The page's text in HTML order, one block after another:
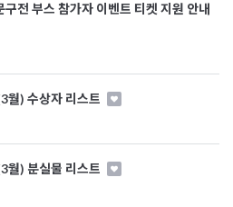
전 부스 참가자 이벤트 티켓 지원 안내
월) 수상자 리스트
월) 분실물 리스트